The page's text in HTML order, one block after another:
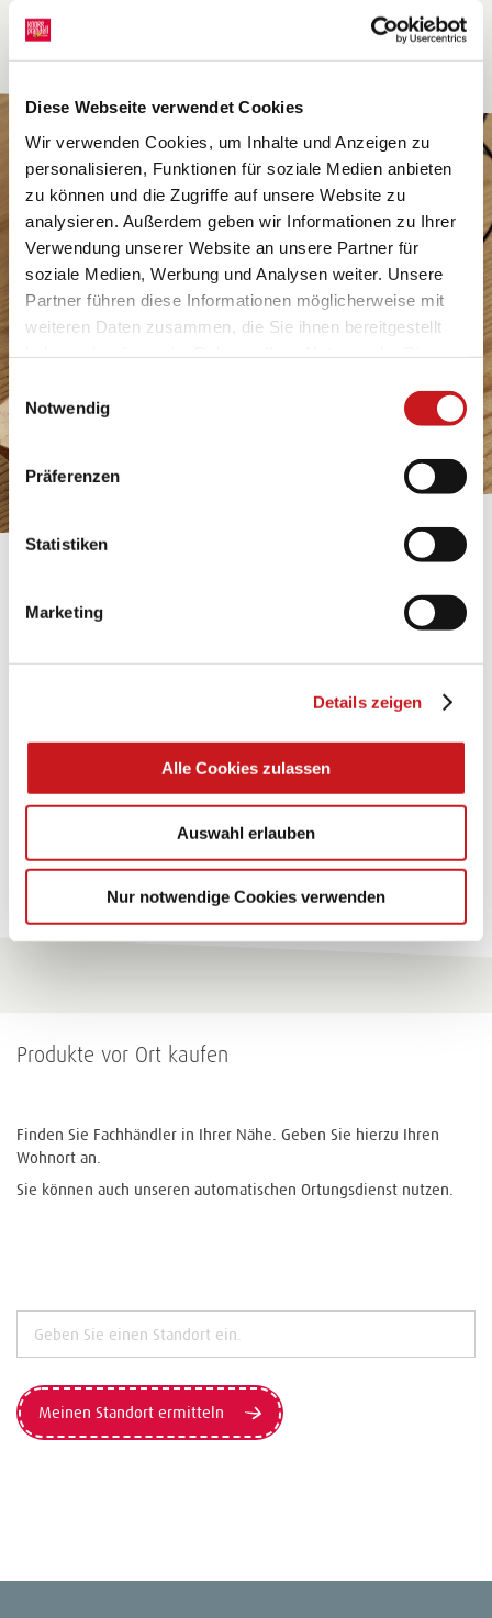
Diese Webseite verwendet Cookies
Wir verwenden Cookies, um Inhalte und Anzeigen zu
personalisieren, Funktionen für soziale Medien anbieten
zu können und die Zugriffe auf unsere Website zu
analysieren. Außerdem geben wir Informationen zu Ihrer
Verwendung unserer Website an unsere Partner für
soziale Medien, Werbung und Analysen weiter. Unsere
Partner führen diese Informationen möglicherweise mit
weiteren Daten zusammen, die Sie ihnen bereitgestellt
Datenschutzhinweisen
mehr darüber, wer wir sind, wie
personenbezogene Daten verarbeiten. Hier geht’s zum
Impressum.
Einwilligungsauswahl
Notwendig
Präferenzen
Statistiken
Marketing
Details zeigen
Alle Cookies zulassen
Auswahl erlauben
Nur notwendige Cookies verwenden
bekleben, bemalen, falten... und für viele
Zu allen Tipps
Produkte vor Ort kaufen
Finden Sie Fachhändler in Ihrer Nähe. Geben Sie hierzu Ihren
Wohnort an.
Sie können auch unseren automatischen Ortungsdienst nutzen.
Meinen Standort ermitteln